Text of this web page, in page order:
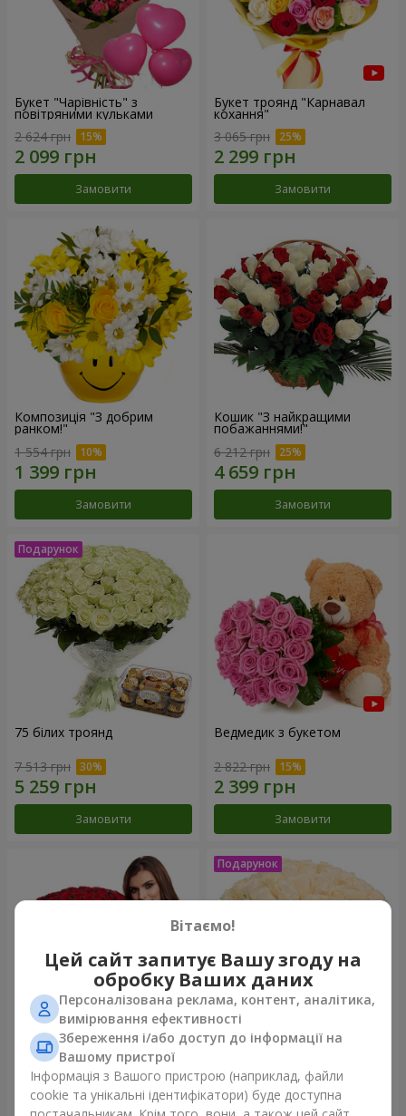
Букет "Чарівність" з
повітряними кульками
2 624 грн
Замовити
Букет троянд "Карнавал
кохання"
3 065 грн
Замовити
Композиція "З добрим
ранком!"
1 554 грн
Замовити
Кошик "З найкращими
побажаннями!"
6 212 грн
Замовити
75 білих троянд
7 513 грн
Замовити
Ведмедик з букетом
2 822 грн
Замовити
151 червона троянда
17 198 грн
Букет "Очей чарівність"
4 199 грн
Вітаємо!
Цей сайт запитує Вашу згоду на
обробку Ваших даних
Персоналізована реклама, контент, аналітика,
вимірювання ефективності
Збереження і/або доступ до інформації на
Вашому пристрої
Інформація з Вашого пристрою (наприклад, файли
cookie та унікальні ідентифікатори) буде доступна